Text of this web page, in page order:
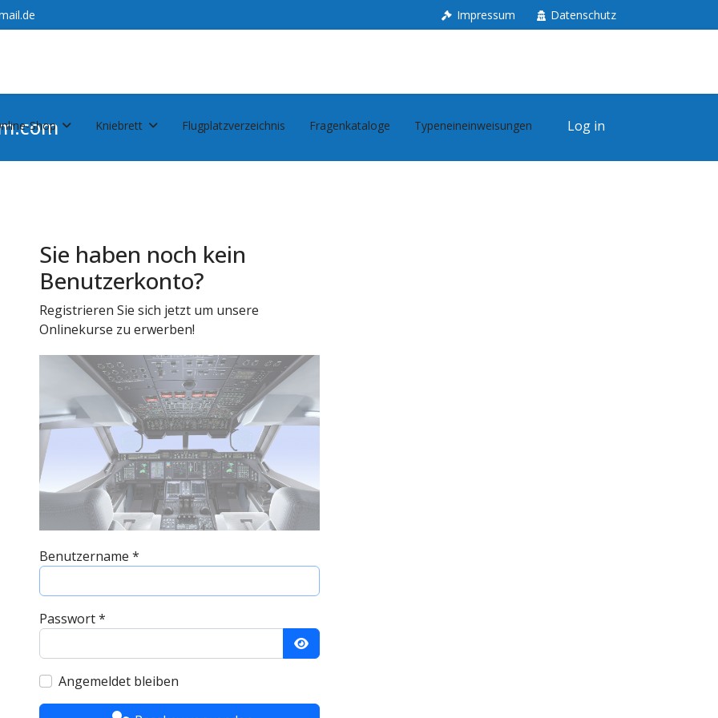
Impressum Datenschutz
Shop Kniebrett Flugplatzverzeichnis Fragenkataloge Typeneineinweisungen Log in
Sie haben noch kein
Benutzerkonto?
Registrieren Sie sich jetzt um unsere
Onlinekurse zu erwerben!
Benutzername *
Passwort*
Passwort anzeigen
Angemeldet bleiben